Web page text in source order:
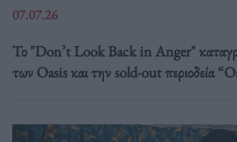
07.07.26
Το "Don’t Look Back in Anger"
των Oasis και την sold-out περιοδεία